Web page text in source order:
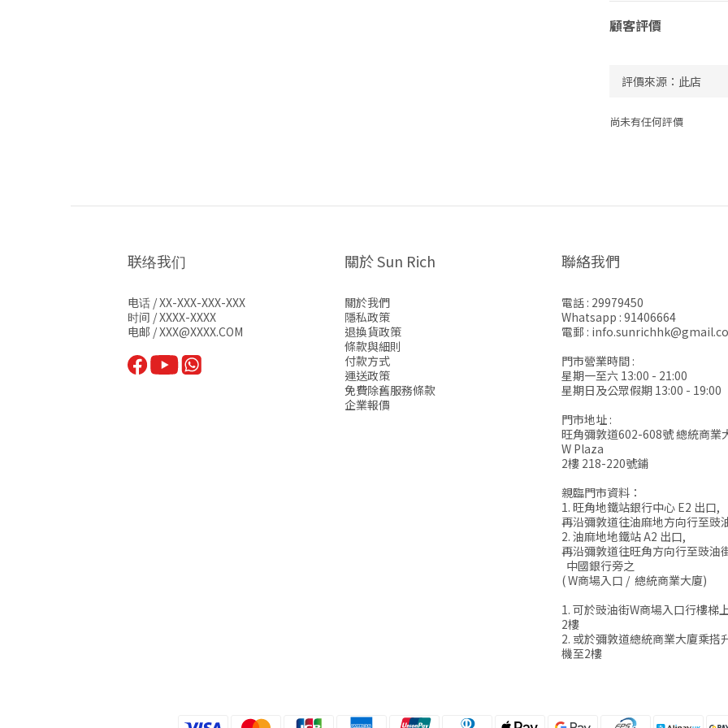
顧客評價
尚未有任何評價
联络我们
电话 / XX-XXX-XXX-XXX
时间 / XXXX-XXXX
电邮 / XXX@XXXX.COM
關於 Sun Rich
關於我們
隱私政策
退換貨政策
條款與細則
付款方式
運送政策
免費除舊服務條款
企業報價
聯絡我們
電話 : 29979450
Whatsapp : 91406664
電郵 :
門市營業時間 :
星期一至六 13:00 - 21:00
星期日及公眾假期 13:00 - 19:00
門市地址 :
旺角彌敦道602-608號 總統商業
W Plaza
2樓 218-220號鋪
親臨門市資料：
1. 旺角地鐵站銀行中心 E2 出口,
再沿彌敦道往油麻地方向行至豉
2. 油麻地地鐵站 A2 出口,
再沿彌敦道往旺角方向行至豉油
中國銀行旁之
( W商場入口 / 總統商業大廈)
1. 可於豉油街W商場入口行樓梯
2樓
2. 或於彌敦道總統商業大廈乘搭
機至2樓